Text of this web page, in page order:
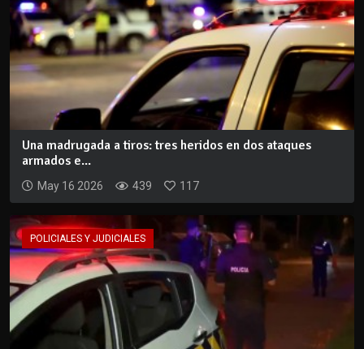
Una madrugada a tiros: tres heridos en dos ataques
armados e...
May 16 2026 439 117
POLICIALES Y JUDICIALES